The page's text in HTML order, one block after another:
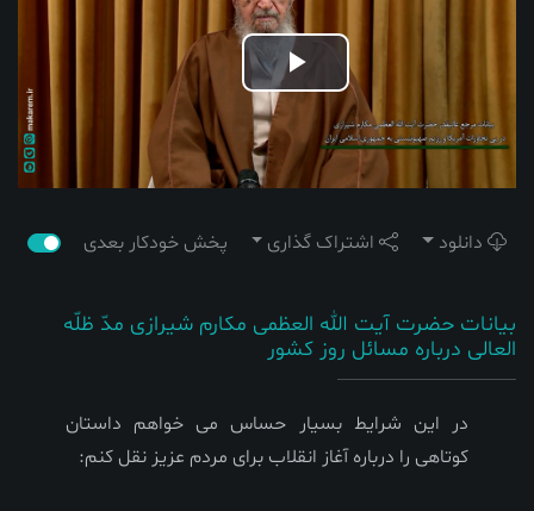
Play
Video
دانلود اشتراک گذاری پخش خودکار بعدی
بیانات حضرت آیت الله العظمی مکارم شیرازی مدّ ظلّه
العالی درباره مسائل روز کشور
در این شرایط بسیار حساس می خواهم داستان
کوتاهی را درباره آغاز انقلاب برای مردم عزیز نقل کنم: